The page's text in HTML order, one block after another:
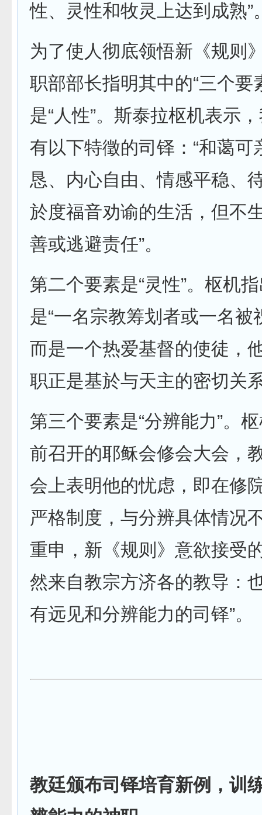
性、灵性和牧灵上达到成熟”
为了使人彻底领悟新《规则
职部部长指明其中的“三个要
是“人性”。斯泰拉枢机表示
有以下特徵的司铎：“和蔼可
恳、内心自由、情感平稳、
於度福音劝谕的生活，但不
善或逃避责任”。
第二个要素是“灵性”。枢机
是“一名宗教筹划者或一名被
而是一个热爱基督的使徒，
职正是基於与天主的密切关
第三个要素是“分辨能力”。
前召开的耶稣会修会大会，
会上表明他的忧虑，即在修
严格制度，与分辨具体情况
重申，新《规则》意欲接受
然来自教宗方济各的教导：
有远见和分辨能力的司铎”。
教廷颁布司铎培育新例，训